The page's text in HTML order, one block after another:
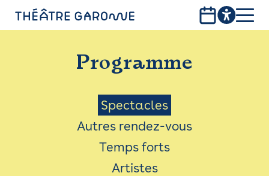
PROGRAMME
INFOS PRATIQUES
AVEC LES PUBLICS
ACCESSIBILITÉ
LES PRODUCTIONS
Programme
Menu
Saison
Spectacles
Autres rendez-vous
Temps forts
Artistes